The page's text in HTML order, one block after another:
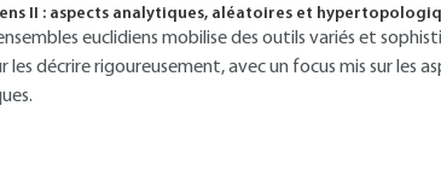
II : aspects analytiques, aléatoires et
euclidiens mobilise des outils variés et
décrire rigoureusement, avec un focus mis sur les